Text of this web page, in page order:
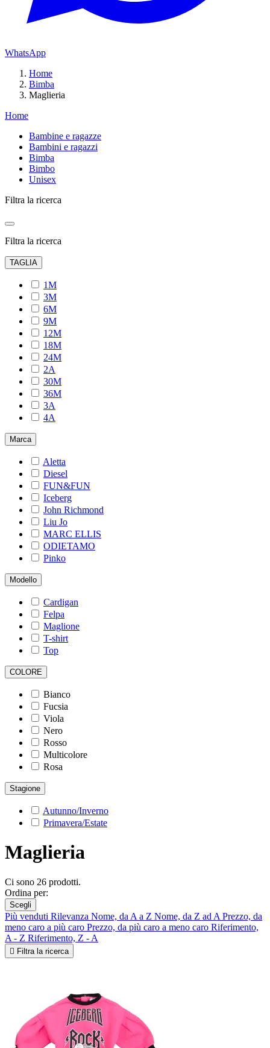
WhatsApp
Home
Bimba
Maglieria
Home
Bambine e ragazze
Bambini e ragazzi
Bimba
Bimbo
Unisex
Filtra la ricerca
Filtra la ricerca
TAGLIA
1M
3M
6M
9M
12M
18M
24M
2A
30M
36M
3A
4A
Marca
Aletta
Diesel
FUN&FUN
Iceberg
John Richmond
Liu Jo
MARC ELLIS
ODIETAMO
Pinko
Modello
Cardigan
Felpa
Maglione
T-shirt
Top
COLORE
Bianco
Fucsia
Viola
Nero
Rosso
Multicolore
Rosa
Stagione
Autunno/Inverno
Primavera/Estate
Maglieria
Ci sono 26 prodotti.
Ordina per:
Scegli
Più venduti Rilevanza Nome, da A a Z Nome, da Z ad A Prezzo, da
meno caro a più caro Prezzo, da più caro a meno caro Riferimento,
A - Z Riferimento, Z - A
 Filtra la ricerca